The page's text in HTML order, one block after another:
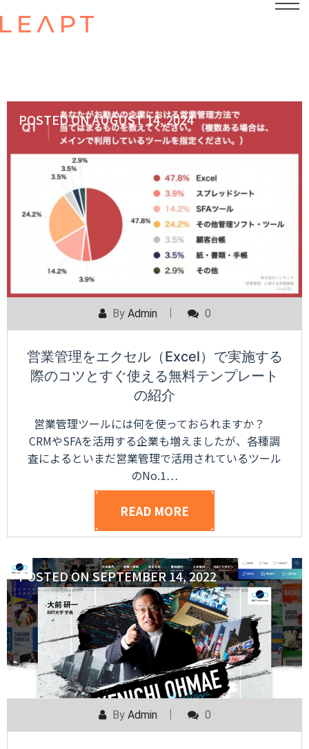
POSTED ONAUGUST 14, 2024
By Admin 0
営業管理をエクセル（Excel）で実施する
際のコツとすぐ使える無料テンプレート
の紹介
営業管理ツールには何を使っておられますか？
CRMやSFAを活用する企業も増えましたが、各種調
査によるといまだ営業管理で活用されているツール
のNo.1…
READ MORE
POSTED ONSEPTEMBER 14, 2022
By Admin 0